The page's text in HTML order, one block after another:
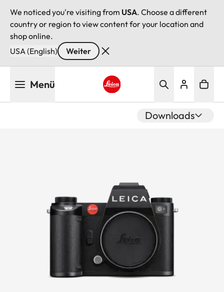
We noticed you're visiting from USA. Choose a different
country or region to view content for your location and
shop online.
USA (English)
Weiter
Menü
Downloads